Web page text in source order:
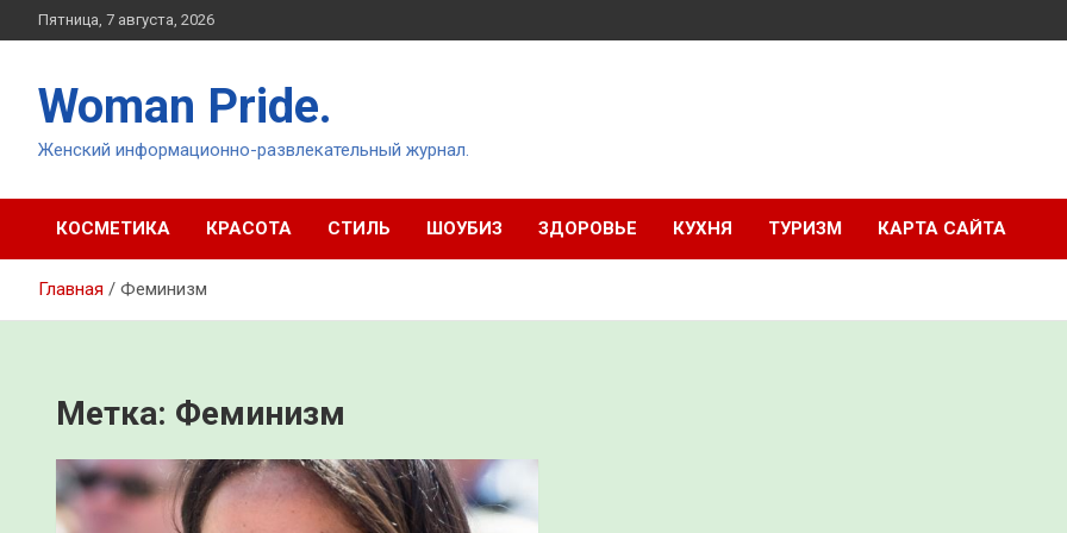
Перейти
к
Пятница, 7 августа, 2026
Woman Pride.
Женский информационно-развлекательный журнал.
КОСМЕТИКА КРАСОТА СТИЛЬ ШОУБИЗ ЗДОРОВЬЕ КУХНЯ ТУРИЗМ КАРТА САЙТА
Главная Феминизм
Метка: Феминизм